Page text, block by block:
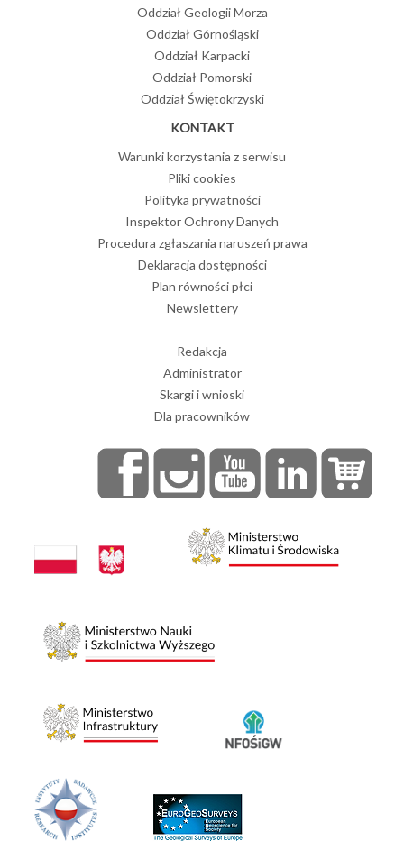
Oddział Geologii Morza
Oddział Górnośląski
Oddział Karpacki
Oddział Pomorski
Oddział Świętokrzyski
KONTAKT
Warunki korzystania z serwisu
Pliki cookies
Polityka prywatności
Inspektor Ochrony Danych
Procedura zgłaszania naruszeń prawa
Deklaracja dostępności
Plan równości płci
Newslettery
Redakcja
Administrator
Skargi i wnioski
Dla pracowników